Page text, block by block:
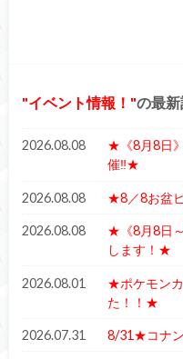
イベント情報！ の最
2026.08.08
★《8月8日
催‼★
2026.08.08 ★8／8お盆
2026.08.08
★《8月8日
します！★
2026.08.01
★ポケモン
た！！★
2026.07.31 8/31★コナ